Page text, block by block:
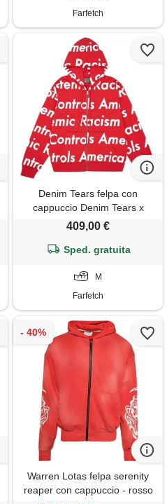
Farfetch
Denim Tears felpa con
cappuccio Denim Tears x
arthur jafa - rosso
409,00 €
Sped. gratuita
M
Farfetch
Warren Lotas felpa serenity
reaper con cappuccio - rosso